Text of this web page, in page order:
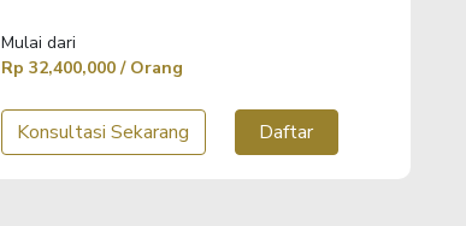
Mulai dari
Rp 32,400,000 / Orang
Konsultasi Sekarang Daftar